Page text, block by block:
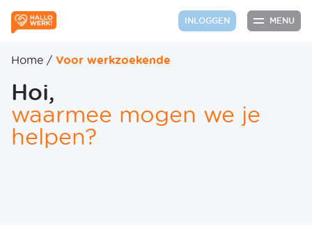
INLOGGEN MENU
Home / Voor werkzoekende
Hoi,
waarmee mogen we je
helpen?